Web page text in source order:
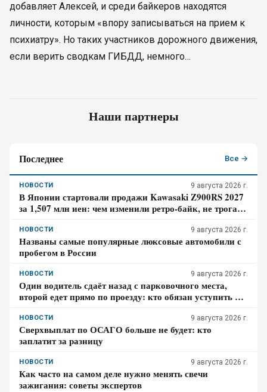
добавляет Алексей, и среди байкеров находятся
личности, которым «впору записываться на прием к
психиатру». Но таких участников дорожного движения,
если верить сводкам ГИБДД, немного…
Наши партнеры
Последнее Все →
НОВОСТИ 9 августа 2026 г.
В Японии стартовали продажи Kawasaki Z900RS 2027
за 1,507 млн иен: чем изменили ретро-байк, не трогая
НОВОСТИ 9 августа 2026 г.
Названы самые популярные люксовые автомобили с
пробегом в России
НОВОСТИ 9 августа 2026 г.
Один водитель сдаёт назад с парковочного места,
второй едет прямо по проезду: кто обязан уступить по
НОВОСТИ 9 августа 2026 г.
Сверхвыплат по ОСАГО больше не будет: кто
заплатит за разницу
НОВОСТИ 9 августа 2026 г.
Как часто на самом деле нужно менять свечи
зажигания: советы экспертов